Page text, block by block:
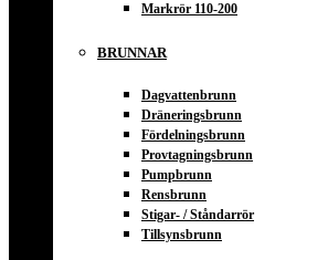
Markrör 110-200
BRUNNAR
Dagvattenbrunn
Dräneringsbrunn
Fördelningsbrunn
Provtagningsbrunn
Pumpbrunn
Rensbrunn
Stigar- / Ståndarrör
Tillsynsbrunn